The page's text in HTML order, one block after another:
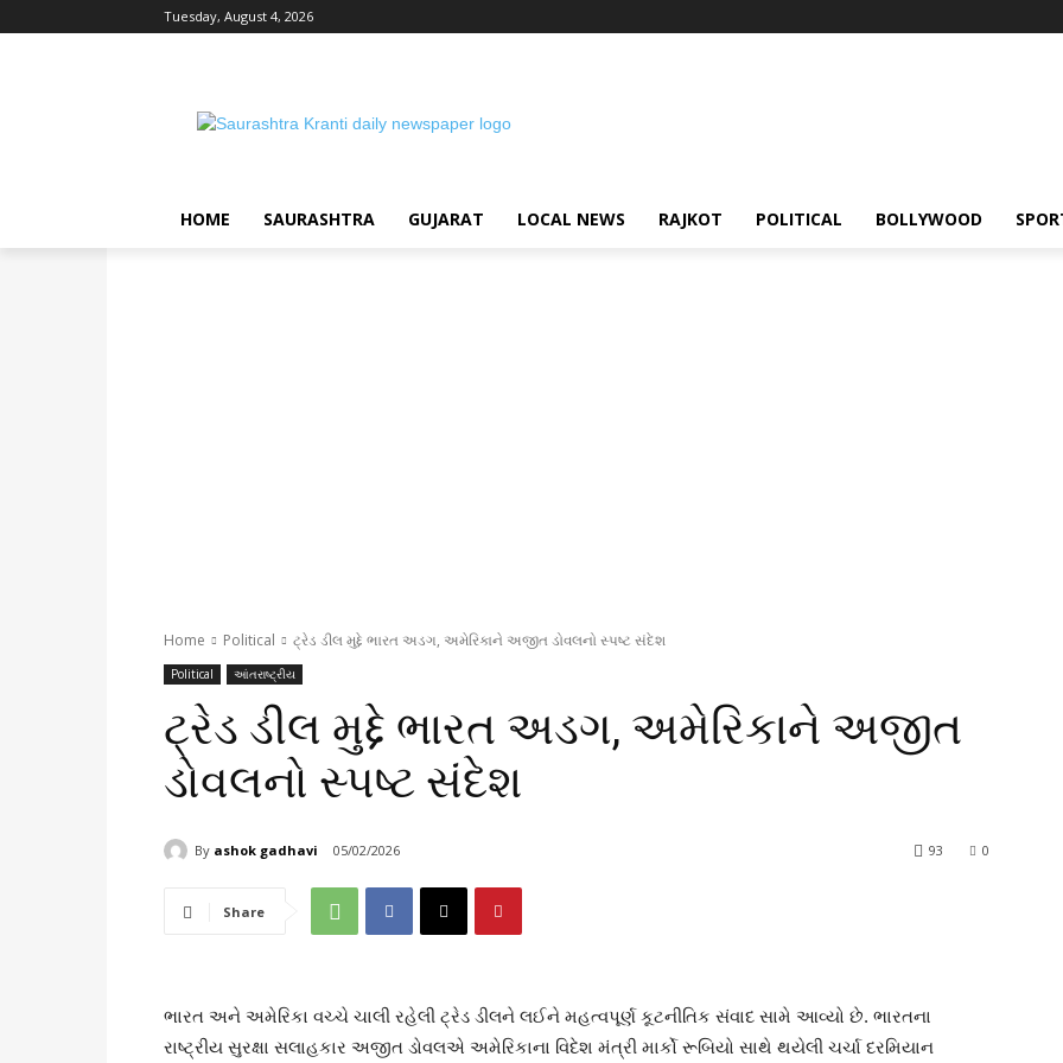
Tuesday, August 4, 2026
HOME SAURASHTRA GUJARAT LOCAL NEWS RAJKOT POLITICAL BOLLYWOOD
Home Political ટ્રેડ ડીલ મુદ્દે ભારત અડગ, અમેરિકાને અજીત ડોવલનો સ્પષ્ટ સંદેશ
Political આંતરાષ્ટ્રીય
ટ્રેડ ડીલ મુદ્દે ભારત અડગ, અમેરિકાને અજીત
ડોવલનો સ્પષ્ટ સંદેશ
By ashok gadhavi 05/02/2026 0
93
Share
ભારત અને અમેરિકા વચ્ચે ચાલી રહેલી ટ્રેડ ડીલને લઈને મહત્વપૂર્ણ કૂટનીતિક સંવાદ સામે આવ્યો છે. ભારતના
રાષ્ટ્રીય સુરક્ષા સલાહકાર અજીત ડોવલએ અમેરિકાના વિદેશ મંત્રી માર્કો રૂબિયો સાથે થયેલી ચર્ચા દરમિયાન